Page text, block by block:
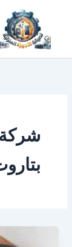
المحتوى
شركة